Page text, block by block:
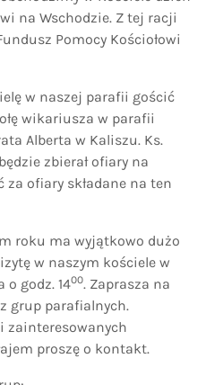
na Wschodzie. Z tej racji
Pomocy Kościołowi
w naszej parafii gościć
wikariusza w parafii
Alberta w Kaliszu. Ks.
zbierał ofiary na
za ofiary składane na ten
roku ma wyjątkowo dużo
w naszym kościele w
o godz. 1400. Zaprasza na
grup parafialnych.
zainteresowanych
proszę o kontakt.